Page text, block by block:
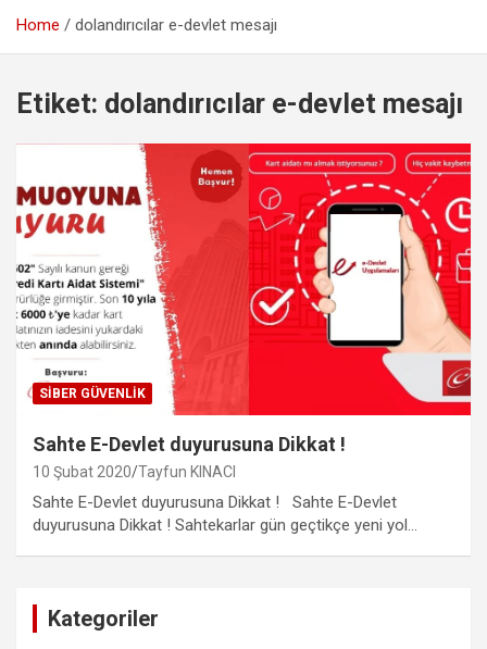
Home dolandırıcılar e-devlet mesajı
Etiket: dolandırıcılar e-devlet mesajı
SIBER GÜVENLIK
Sahte E-Devlet duyurusuna Dikkat !
10 Şubat 2020 Tayfun KINACI
Sahte E-Devlet duyurusuna Dikkat ! Sahte E-Devlet
duyurusuna Dikkat ! Sahtekarlar gün geçtikçe yeni yol…
Kategoriler